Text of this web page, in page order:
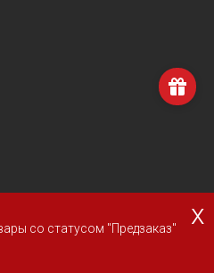
x
со статусом "Предзаказ"